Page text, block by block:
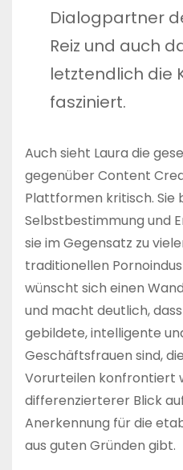
Dialogpartner
Reiz und auch
letztendlich die
fasziniert.
Auch sieht Laura die
gegenüber Content
Plattformen kritisch. Sie
Selbstbestimmung und
sie im Gegensatz zu
traditionellen
wünscht sich einen
und macht deutlich,
gebildete, intelligente
Geschäftsfrauen sind,
Vorurteilen konfrontiert
differenzierterer Blick
Anerkennung für die
aus guten Gründen gibt.